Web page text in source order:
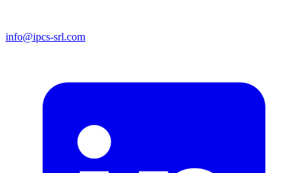
info@ipcs-srl.com